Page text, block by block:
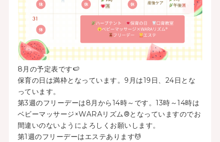
8月の予定表です🍉
保育の日は満枠となっています。9月は19日、24日とな
っています。
第3週のフリーデーは8月から14時～です。13時～14時は
ベビーマッサージ×WARAリズム®となっていますのでお
間違いのないようによろしくお願いします。
第1週のフリーデーはエステあります💆